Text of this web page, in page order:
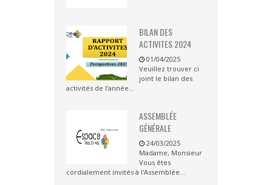
BILAN DES
ACTIVITES 2024
01/04/2025
Veuillez trouver ci
joint le bilan des
activités de l'année...
ASSEMBLÉE
GÉNÉRALE
24/03/2025
Madame, Monsieur
Vous êtes
cordialement invités à l'Assemblée...